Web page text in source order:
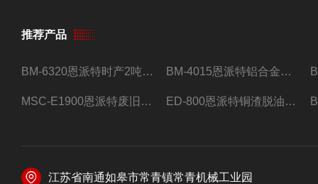
推荐产品
BM-6320恩派特时产2吨合金钢屑压饼机 BM-4015恩派特铝合金屑压饼机 脱油效果好
MSC-E1900恩派特废旧锂电池极片破碎处理设备 ED-800恩派特铜渣脱油机废铜屑铝屑甩油机
江苏省南通如皋市常青镇常青机械工业园